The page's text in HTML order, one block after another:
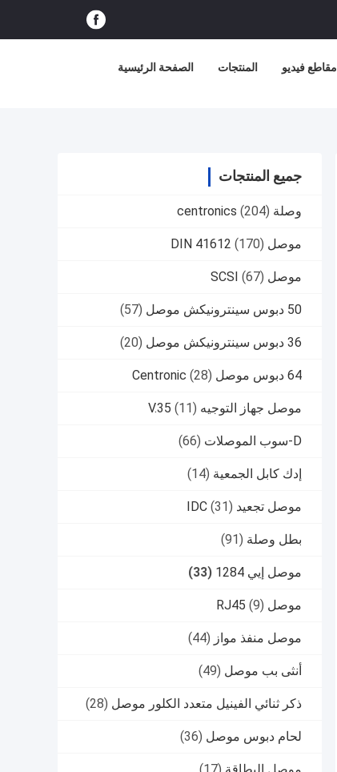
الصفحة الرئيسية المنتجات مقاطع فيديو
جميع المنتجات
وصلة centronics (204)
موصل DIN 41612 (170)
موصل SCSI (67)
50 دبوس سينترونيكش موصل (57)
36 دبوس سينترونيكش موصل (20)
64 دبوس موصل Centronic (28)
موصل جهاز التوجيه V.35 (11)
D-سوب الموصلات (66)
إدك كابل الجمعية (14)
موصل تجعيد IDC (31)
بطل وصلة (91)
موصل إيي 1284 (33)
موصل RJ45 (9)
موصل منفذ مواز (44)
أنثى بب موصل (49)
ذكر ثنائي الفينيل متعدد الكلور موصل (28)
لحام دبوس موصل (36)